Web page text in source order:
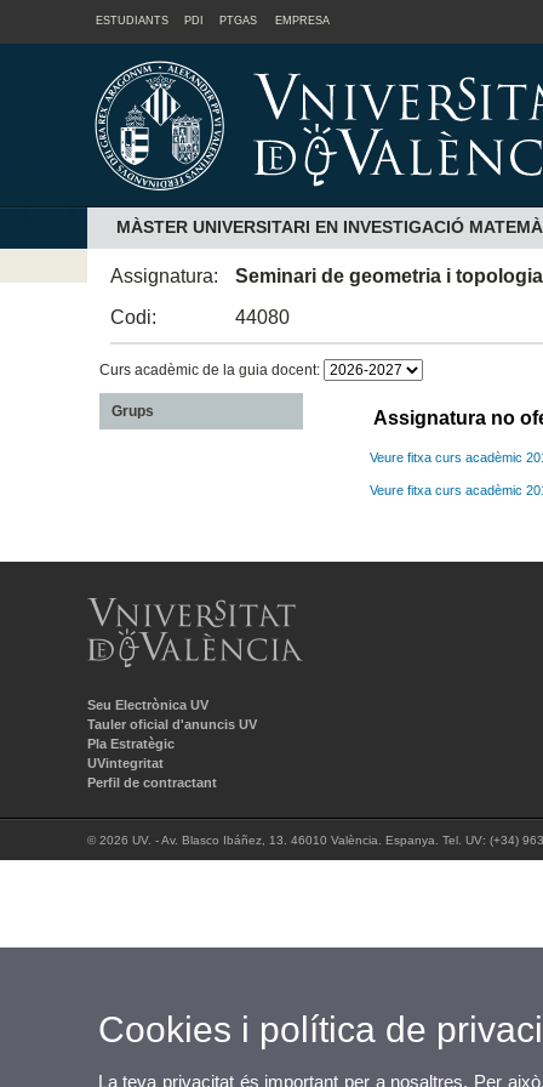
ESTUDIANTS PDI PTGAS EMPRESA
MÀSTER UNIVERSITARI EN INVESTIGACIÓ
Assignatura:
Seminari de geometria i topologia
Codi:
44080
Curs acadèmic de la guia docent:
Grups Assignatura no
Veure fitxa curs acadèmic
Veure fitxa curs acadèmic
Seu Electrònica UV
Tauler oficial d'anuncis UV
Pla Estratègic
UVintegritat
Perfil de contractant
© 2026 UV. - Av. Blasco Ibáñez, 13. 46010 València. Espanya. Tel. UV: (+34)
Cookies i política de
La teva privacitat és important per a nosaltres. Per